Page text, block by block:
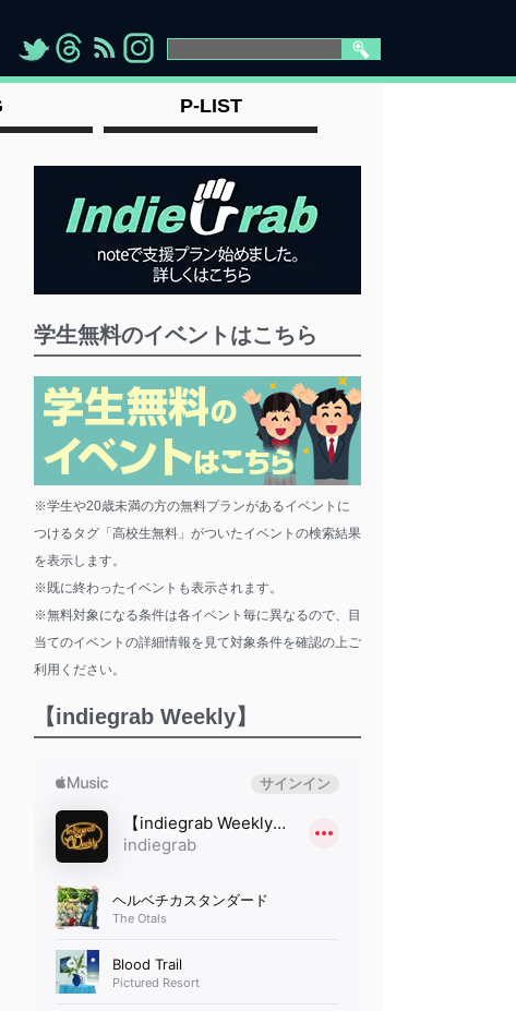
"> "> "> " >
P-LIST
学生無料のイベントはこちら
※学生や20歳未満の方の無料プランがあるイベントに
つけるタグ「高校生無料」がついたイベントの検索結果
を表示します。
※既に終わったイベントも表示されます。
※無料対象になる条件は各イベント毎に異なるので、目
当てのイベントの詳細情報を見て対象条件を確認の上ご
利用ください。
【indiegrab Weekly】